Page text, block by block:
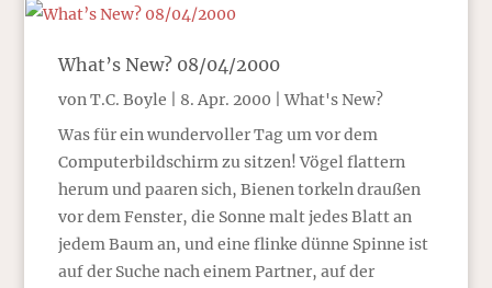
What’s New? 08/04/2000
vonT.C. Boyle 8. Apr. 2000 |What's New?
Was für ein wundervoller Tag um vor dem
Computerbildschirm zu sitzen! Vögel flattern
herum und paaren sich, Bienen torkeln draußen
vor dem Fenster, die Sonne malt jedes Blatt an
jedem Baum an, und eine flinke dünne Spinne ist
auf der Suche nach einem Partner, auf der